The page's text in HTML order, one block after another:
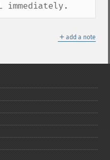
immediately.
＋ add a note